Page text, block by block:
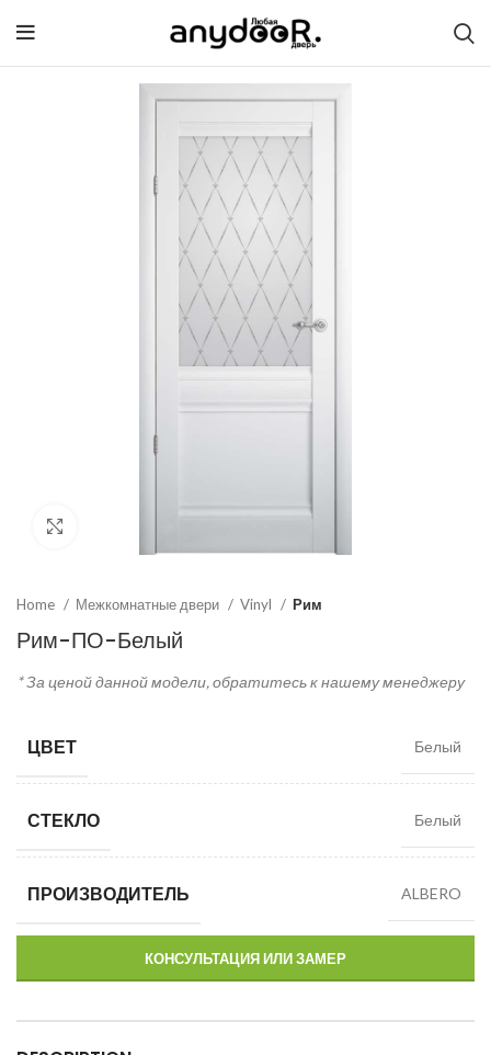
Home Межкомнатные двери Vinyl Рим
Рим-ПО-Белый
* За ценой данной модели, обратитесь к нашему менеджеру
ЦВЕТ Белый
СТЕКЛО Белый
ПРОИЗВОДИТЕЛЬ ALBERO
КОНСУЛЬТАЦИЯ ИЛИ ЗАМЕР